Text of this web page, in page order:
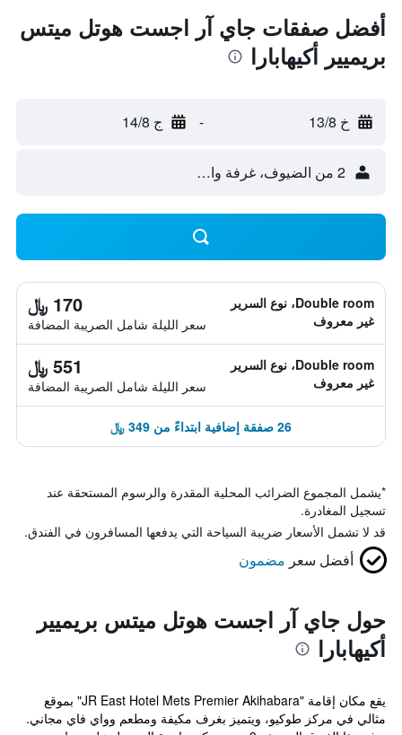
أفضل صفقات جاي آر اجست هوتل ميتس
بريميير أكيهابارا
خ 13/8 - ج 14/8
2 من الضيوف، غرفة واحدة
Double room، نوع السرير
غير معروف
170 ﷼
سعر الليلة شامل الصريبة المضافة
Double room، نوع السرير
غير معروف
551 ﷼
سعر الليلة شامل الصريبة المضافة
26 صفقة إضافية ابتداءً من 349 ﷼
*يشمل المجموع الضرائب المحلية المقدرة والرسوم المستحقة عند
تسجيل المغادرة.
قد لا تشمل الأسعار ضريبة السياحة التي يدفعها المسافرون في الفندق.
أفضل سعر مضمون
حول جاي آر اجست هوتل ميتس بريميير
أكيهابارا
يقع مكان إقامة "JR East Hotel Mets Premier Akihabara" بموقع
مثالي في مركز طوكيو، ويتميز بغرف مكيفة ومطعم وواي فاي مجاني.